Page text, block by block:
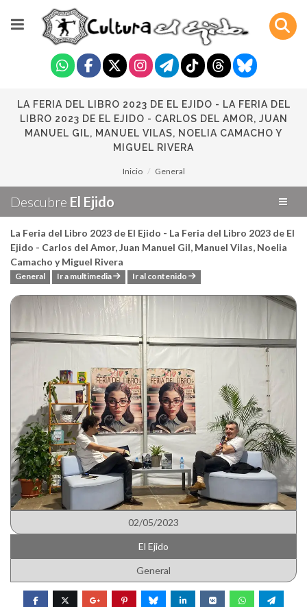
LA FERIA DEL LIBRO 2023 DE EL EJIDO - LA FERIA DEL
LIBRO 2023 DE EL EJIDO - CARLOS DEL AMOR, JUAN
MANUEL GIL, MANUEL VILAS, NOELIA CAMACHO Y
MIGUEL RIVERA
Inicio General
Descubre El Ejido
La Feria del Libro 2023 de El Ejido - La Feria del Libro 2023 de El
Ejido - Carlos del Amor, Juan Manuel Gil, Manuel Vilas, Noelia
Camacho y Miguel Rivera
General Ir a multimedia Ir al contenido
02/05/2023
El Ejido
General